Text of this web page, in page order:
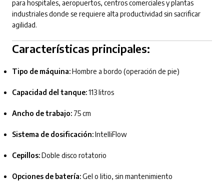
para hospitales, aeropuertos, centros comerciales y plantas
industriales donde se requiere alta productividad sin sacrificar
agilidad.
Características principales:
Tipo de máquina:Hombre a bordo (operación de pie)
Capacidad del tanque:113 litros
Ancho de trabajo:75 cm
Sistema de dosificación:IntelliFlow
Cepillos:Doble disco rotatorio
Opciones de batería:Gel o litio, sin mantenimiento